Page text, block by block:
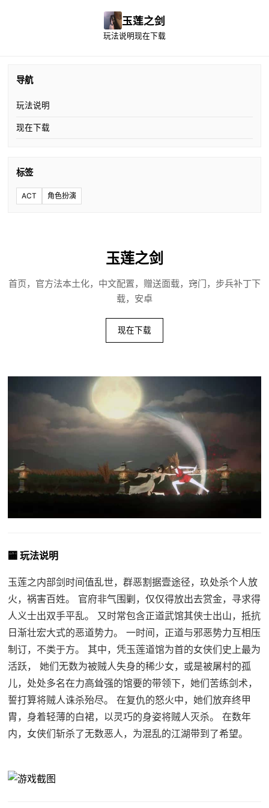
玉莲之剑
玩法说明现在下载
导航
玩法说明
现在下载
标签
ACT 角色扮演
玉莲之剑
首页，官方法本土化，中文配置，赠送面载，窍门，步兵补丁下
载，安卓
现在下载
🏧 玩法说明
玉莲之内部剑时间值乱世，群恶割据壹途径，玖处杀个人放
火，祸害百姓。 官府非气围剿，仅仅得放出去赏金，寻求得
人义士出双手平乱。 又时常包含正道武馆其侠士出山，抵抗
日渐壮宏大式的恶道势力。 一时间，正道与邪恶势力互相压
制订，不类于方。 其中，凭玉莲道馆为首的女侠们史上最为
活跃， 她们无数为被贼人失身的稀少女，或是被屠村的孤
儿，处处多名在力高耸强的馆要的带领下，她们苦练剑术，
誓打算将贼人诛杀殆尽。 在复仇的怒火中，她们放弃终甲
胄，身着轻薄的白裙，以灵巧的身姿将贼人灭杀。 在数年
内，女侠们斩杀了无数恶人，为混乱的江湖带到了希望。